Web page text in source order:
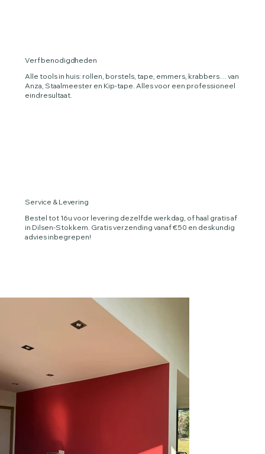
Verf benodigdheden
Alle tools in huis: rollen, borstels, tape, emmers, krabbers… van
Anza, Staalmeester en Kip‑tape. Alles voor een professioneel
eindresultaat.
Service & Levering
Bestel tot 16u voor levering dezelfde werkdag, of haal gratis af
in Dilsen-Stokkem. Gratis verzending vanaf €50 en deskundig
advies inbegrepen!